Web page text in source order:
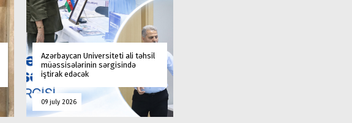
Azərbaycan Universiteti ali təhsil
müəssisələrinin sərgisində
iştirak edəcək
09 july 2026